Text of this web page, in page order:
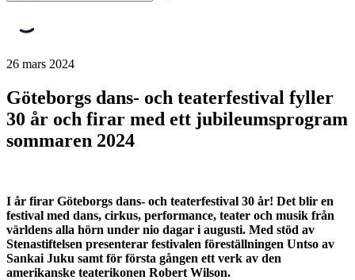
26 mars 2024
Göteborgs dans- och teaterfestival fyller
30 år och firar med ett jubileumsprogram
sommaren 2024
I år firar Göteborgs dans- och teaterfestival 30 år! Det blir en
festival med dans, cirkus, performance, teater och musik från
världens alla hörn under nio dagar i augusti. Med stöd av
Stenastiftelsen presenterar festivalen föreställningen Untso av
Sankai Juku samt för första gången ett verk av den
amerikanske teaterikonen Robert Wilson.